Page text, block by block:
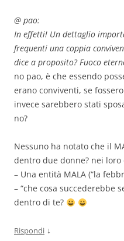
@ pao:
In effetti! Un dettaglio
frequenti una coppia
dice a proposito? Fuoco
no pao, è che essendo
erano conviventi, se
invece sarebbero stati
no?
Nessuno ha notato che il
dentro due donne? nei loro
– Una entità MALA (“la
– “che cosa succederebbe
dentro di te?
Rispondi ↓